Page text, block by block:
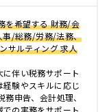
を希望する 財務/会
事/総務/労務/法務、
サルティング 求人
伴い税務サポート
験やスキルに応じ
申告、会計処理、
の実務をサポート